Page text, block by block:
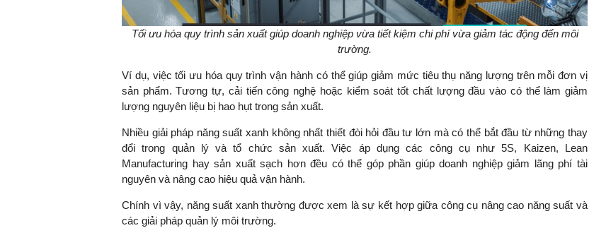
Tối ưu hóa quy trình sản xuất giúp doanh nghiệp vừa tiết kiệm chi phí vừa giảm tác động đến môi
trường.
Ví dụ, việc tối ưu hóa quy trình vận hành có thể giúp giảm mức tiêu thụ năng lượng trên mỗi đơn vị
sản phẩm. Tương tự, cải tiến công nghệ hoặc kiểm soát tốt chất lượng đầu vào có thể làm giảm
lượng nguyên liệu bị hao hụt trong sản xuất.
Nhiều giải pháp năng suất xanh không nhất thiết đòi hỏi đầu tư lớn mà có thể bắt đầu từ những thay
đổi trong quản lý và tổ chức sản xuất. Việc áp dụng các công cụ như 5S, Kaizen, Lean
Manufacturing hay sản xuất sạch hơn đều có thể góp phần giúp doanh nghiệp giảm lãng phí tài
nguyên và nâng cao hiệu quả vận hành.
Chính vì vậy, năng suất xanh thường được xem là sự kết hợp giữa công cụ nâng cao năng suất và
các giải pháp quản lý môi trường.
"Có rất nhiều việc phải làm
ngay từ bây giờ và trên thực tế
đầu tư cho khoa học công
nghệ; ban hành các cơ chế
khuyến khích đổi mới sáng tạo,
Việc sử dụng hiệu quả chính
đóng vai trò tạo nền tảng cho
tăng trưởng bền vững dài hạn.